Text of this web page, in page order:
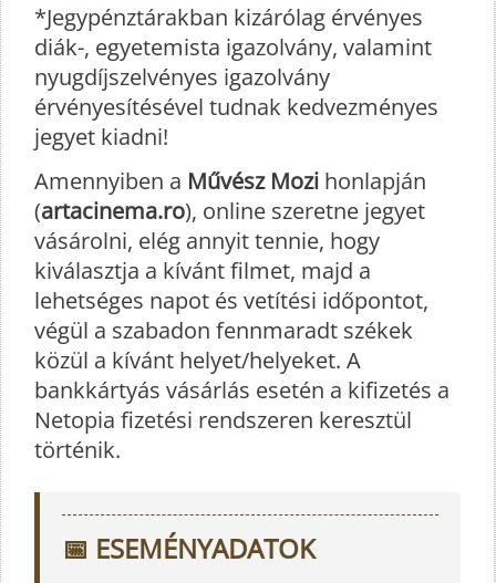
*Jegypénztárakban kizárólag érvényes
diák-, egyetemista igazolvány, valamint
nyugdíjszelvényes igazolvány
érvényesítésével tudnak kedvezményes
jegyet kiadni!
Amennyiben a Művész Mozi honlapján
(artacinema.ro), online szeretne jegyet
vásárolni, elég annyit tennie, hogy
kiválasztja a kívánt filmet, majd a
lehetséges napot és vetítési időpontot,
végül a szabadon fennmaradt székek
közül a kívánt helyet/helyeket. A
bankkártyás vásárlás esetén a kifizetés a
Netopia fizetési rendszeren keresztül
történik.
📅 ESEMÉNYADATOK